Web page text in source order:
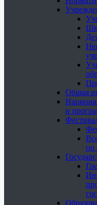
Общая
и
по